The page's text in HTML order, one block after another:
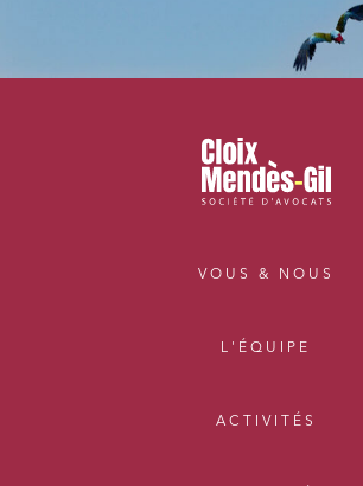
VOUS & NOUS
L'ÉQUIPE
ACTIVITÉS